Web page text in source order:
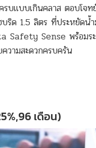
บแบบเกินคลาส ตอบโจท
ริด 1.5 ลิตร ที่ประหยัดน้
Safety Sense พร้อมร
วามสะดวกครบครัน
เดือน)